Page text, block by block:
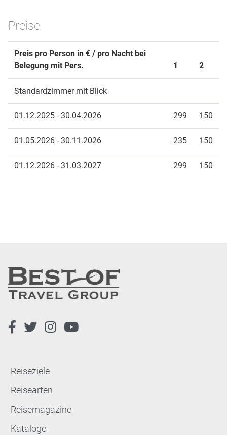
Preise
Preis pro Person in € / pro Nacht bei
Belegung mit Pers.
1 2
Standardzimmer mit Blick
01.12.2025 - 30.04.2026 299 150
01.05.2026 - 30.11.2026 235 150
01.12.2026 - 31.03.2027 299 150
Reiseziele
Reisearten
Reisemagazine
Kataloge